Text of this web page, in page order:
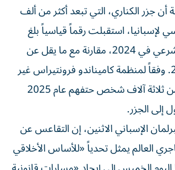
جزر الكناري، التي تبعد أكثر من ألف
لإسبانيا، استقبلت رقماً قياسياً بلغ
46843 مهاجراً غير شرعي في 2024، مقارنة مع ‌ما يقل عن
ألف مهاجر في 2015. وفقاً لمنظمة كاميناندو فرونتيراس غير
الحكومية، لقي أكثر من ثلاثة آلاف شخص حتفهم عام 2025
إلى الجزر.
الإسباني الاثنين، ‌إن التقاعس عن
العالم يمثل تحدياً «للأساس الأخلاقي